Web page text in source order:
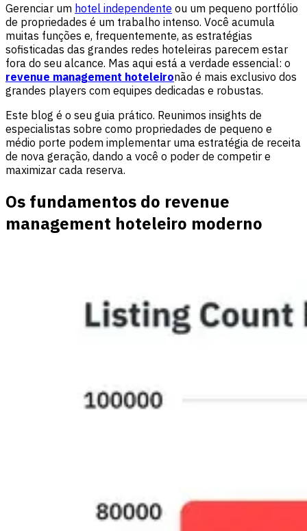
Gerenciar um hotel independente ou um pequeno portfólio
de propriedades é um trabalho intenso. Você acumula
muitas funções e, frequentemente, as estratégias
sofisticadas das grandes redes hoteleiras parecem estar
fora do seu alcance. Mas aqui está a verdade essencial: o
revenue management hoteleironão é mais exclusivo dos
grandes players com equipes dedicadas e robustas.
Este blog é o seu guia prático. Reunimos insights de
especialistas sobre como propriedades de pequeno e
médio porte podem implementar uma estratégia de receita
de nova geração, dando a você o poder de competir e
maximizar cada reserva.
Os fundamentos do revenue
management hoteleiro moderno